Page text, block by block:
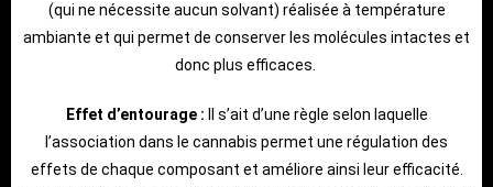
(qui ne nécessite aucun solvant) réalisée à température
ambiante et qui permet de conserver les molécules intactes et
donc plus efficaces.
Effet d’entourage : Il s’ait d’une règle selon laquelle
l’association dans le cannabis permet une régulation des
effets de chaque composant et améliore ainsi leur efficacité.